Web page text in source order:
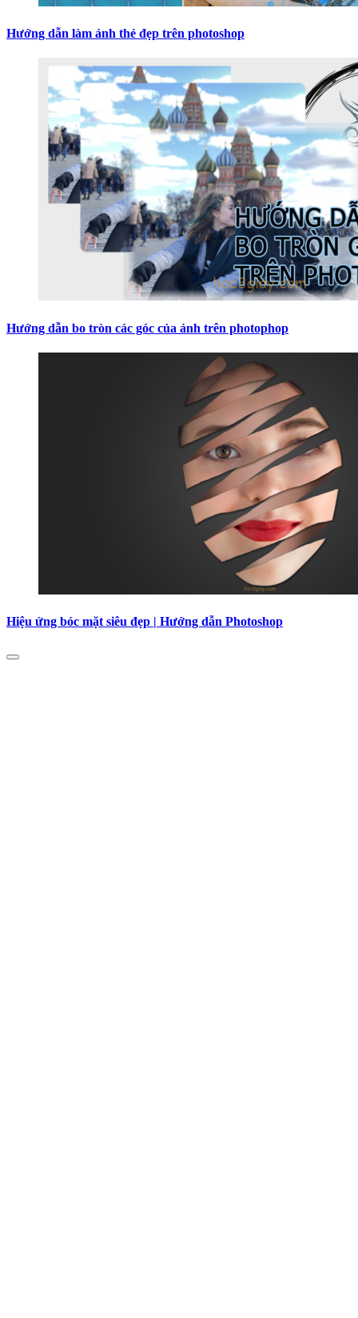
Hướng dẫn làm ảnh thẻ đẹp trên photoshop
Hướng dẫn bo tròn các góc của ảnh trên photophop
Hiệu ứng bóc mặt siêu đẹp | Hướng dẫn Photoshop